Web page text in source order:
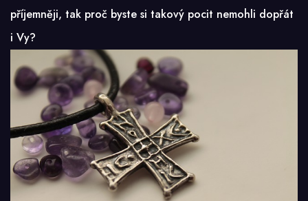
příjemněji, tak proč byste si takový pocit nemohli dopřát
i Vy?